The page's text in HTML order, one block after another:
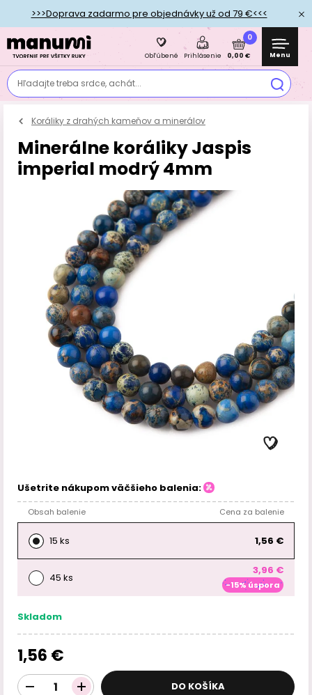
>>>Doprava zadarmo pre objednávky už od 79 €<<<
Hľadajte treba srdce, achát...
Obľúbené Prihlásenie
0
0,00 € Menu
Koráliky z drahých kameňov a minerálov
Minerálne koráliky Jaspis
imperial modrý 4mm
Ušetrite nákupom väčšieho balenia:
Obsah balenie Cena za balenie
15 ks 1,56 €
45 ks
3,96 €
-15% úspora
Skladom
1,56 €
DO KOŠÍKA